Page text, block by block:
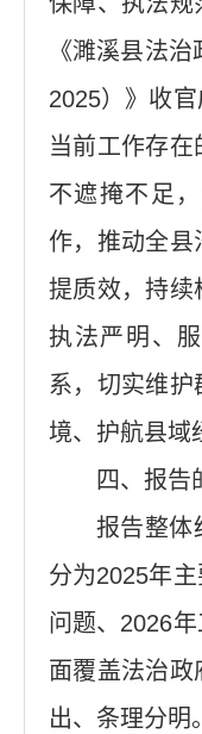
《濉溪县法
2025）》收
当前工作存在
不遮掩不足
作，推动全县
提质效，持续
执法严明、
系，切实维
境、护航县域
四、报告
报告整体
分为2025年
问题、2026
面覆盖法治
出、条理分明。